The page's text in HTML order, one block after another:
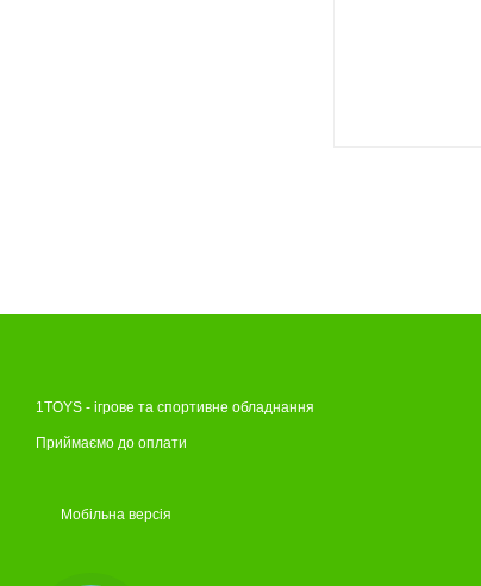
1TOYS - ігрове та спортивне обладнання
Приймаємо до оплати
Мобільна версія